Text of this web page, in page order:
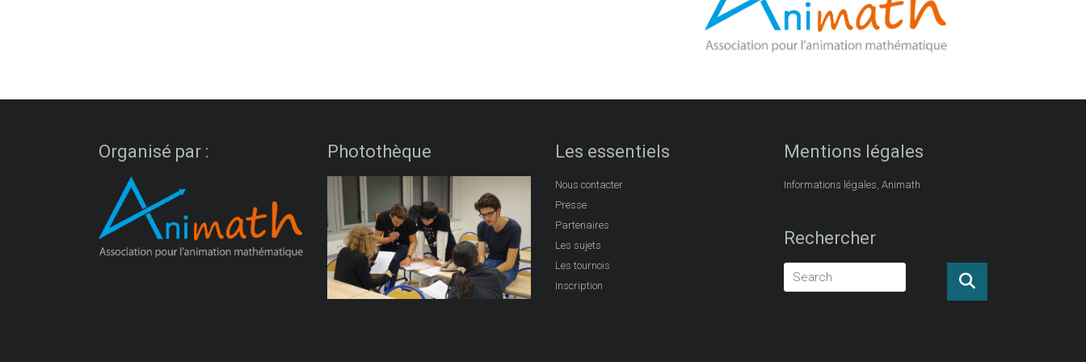
Organisé par : Photothèque Les essentiels
Nous contacter
Presse
Partenaires
Les sujets
Les tournois
Inscription
Mentions légales
Informations légales Animath
Rechercher